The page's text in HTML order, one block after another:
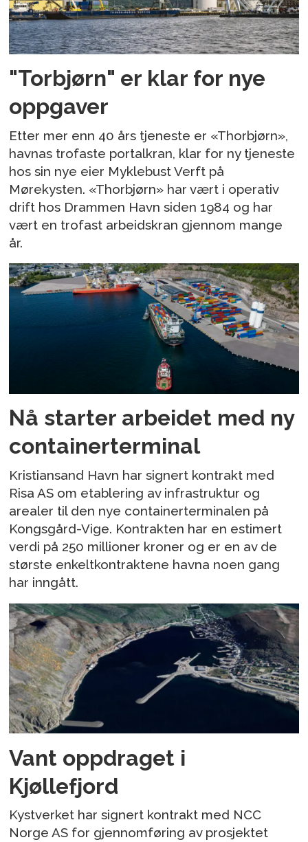
"Torbjørn" er klar for nye
oppgaver
Etter mer enn 40 års tjeneste er «Thorbjørn»,
havnas trofaste portalkran, klar for ny tjeneste
hos sin nye eier Myklebust Verft på
Mørekysten. «Thorbjørn» har vært i operativ
drift hos Drammen Havn siden 1984 og har
vært en trofast arbeidskran gjennom mange
år.
Nå starter arbeidet med ny
containerterminal
Kristiansand Havn har signert kontrakt med
Risa AS om etablering av infrastruktur og
arealer til den nye containerterminalen på
Kongsgård-Vige. Kontrakten har en estimert
verdi på 250 millioner kroner og er en av de
største enkeltkontraktene havna noen gang
har inngått.
Vant oppdraget i
Kjøllefjord
Kystverket har signert kontrakt med NCC
Norge AS for gjennomføring av prosjektet